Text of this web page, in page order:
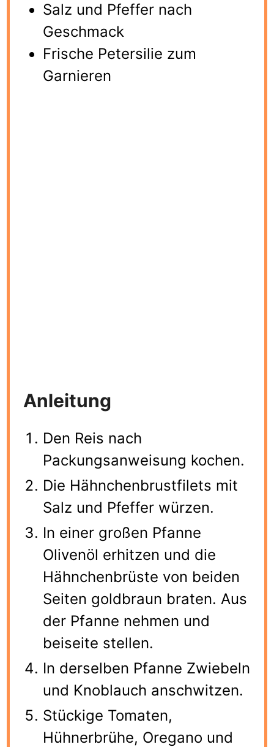
Salz und Pfeffer nach
Geschmack
Frische Petersilie zum
Garnieren
Anleitung
Den Reis nach
Packungsanweisung kochen.
Die Hähnchenbrustfilets mit
Salz und Pfeffer würzen.
In einer großen Pfanne
Olivenöl erhitzen und die
Hähnchenbrüste von beiden
Seiten goldbraun braten. Aus
der Pfanne nehmen und
beiseite stellen.
In derselben Pfanne Zwiebeln
und Knoblauch anschwitzen.
Stückige Tomaten,
Hühnerbrühe, Oregano und